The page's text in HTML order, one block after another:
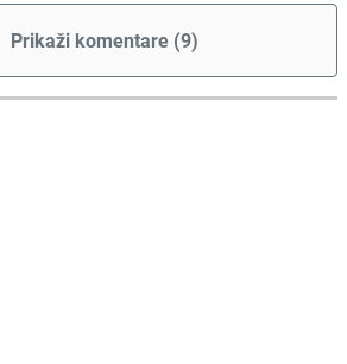
Prikaži komentare (9)